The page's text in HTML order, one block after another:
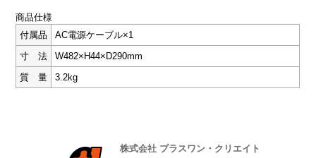
商品仕様
付属品
AC電源ケーブル×1
寸 法
W482×H44×D290mm
質 量
3.2kg
株式会社 プラスワン・クリエイト